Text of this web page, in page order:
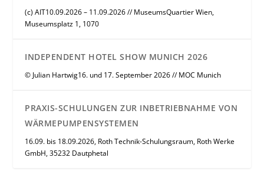
(c) AIT10.09.2026 – 11.09.2026 // MuseumsQuartier Wien,
Museumsplatz 1, 1070
INDEPENDENT HOTEL SHOW MUNICH 2026
© Julian Hartwig16. und 17. September 2026 // MOC Munich
PRAXIS-SCHULUNGEN ZUR INBETRIEBNAHME VON
WÄRMEPUMPENSYSTEMEN
16.09. bis 18.09.2026, Roth Technik-Schulungsraum, Roth Werke
GmbH, 35232 Dautphetal